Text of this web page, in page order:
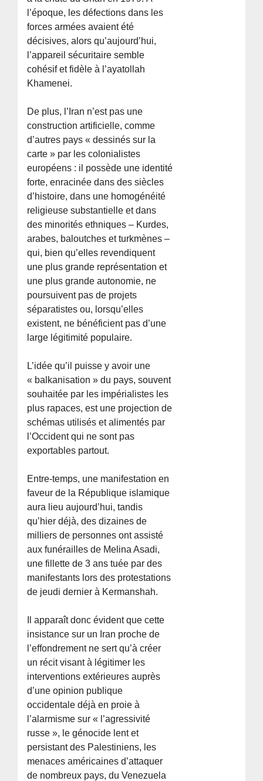
l’époque, les défections dans les
forces armées avaient été
décisives, alors qu’aujourd’hui,
l’appareil sécuritaire semble
cohésif et fidèle à l’ayatollah
Khamenei.
De plus, l’Iran n’est pas une
construction artificielle, comme
d’autres pays « dessinés sur la
carte » par les colonialistes
européens : il possède une identité
forte, enracinée dans des siècles
d’histoire, dans une homogénéité
religieuse substantielle et dans
des minorités ethniques – Kurdes,
arabes, baloutches et turkmènes –
qui, bien qu’elles revendiquent
une plus grande représentation et
une plus grande autonomie, ne
poursuivent pas de projets
séparatistes ou, lorsqu’elles
existent, ne bénéficient pas d’une
large légitimité populaire.
L’idée qu’il puisse y avoir une
« balkanisation » du pays, souvent
souhaitée par les impérialistes les
plus rapaces, est une projection de
schémas utilisés et alimentés par
l’Occident qui ne sont pas
exportables partout.
Entre-temps, une manifestation en
faveur de la République islamique
aura lieu aujourd’hui, tandis
qu’hier déjà, des dizaines de
milliers de personnes ont assisté
aux funérailles de Melina Asadi,
une fillette de 3 ans tuée par des
manifestants lors des protestations
de jeudi dernier à Kermanshah.
Il apparaît donc évident que cette
insistance sur un Iran proche de
l’effondrement ne sert qu’à créer
un récit visant à légitimer les
interventions extérieures auprès
d’une opinion publique
occidentale déjà en proie à
l’alarmisme sur « l’agressivité
russe », le génocide lent et
persistant des Palestiniens, les
menaces américaines d’attaquer
de nombreux pays, du Venezuela